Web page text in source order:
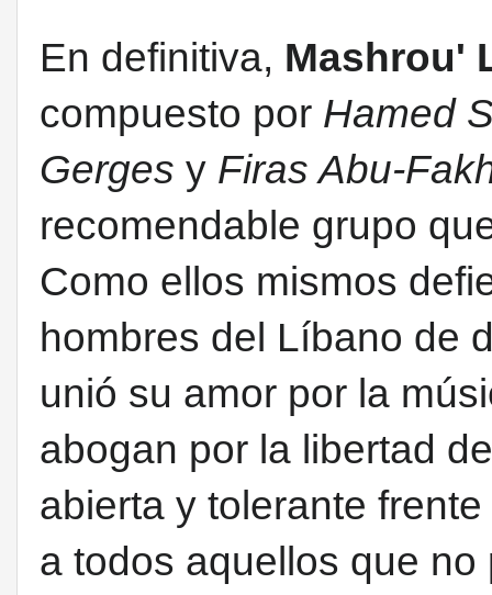
En definitiva, Mashrou'
compuesto por Hamed
Gerges y Firas Abu-
recomendable grupo
Como ellos mismos
hombres del Líbano de
unió su amor por la
abogan por la libertad
abierta y tolerante
a todos aquellos que